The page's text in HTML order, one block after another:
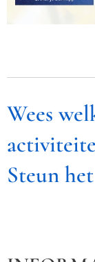
Wees
Steun